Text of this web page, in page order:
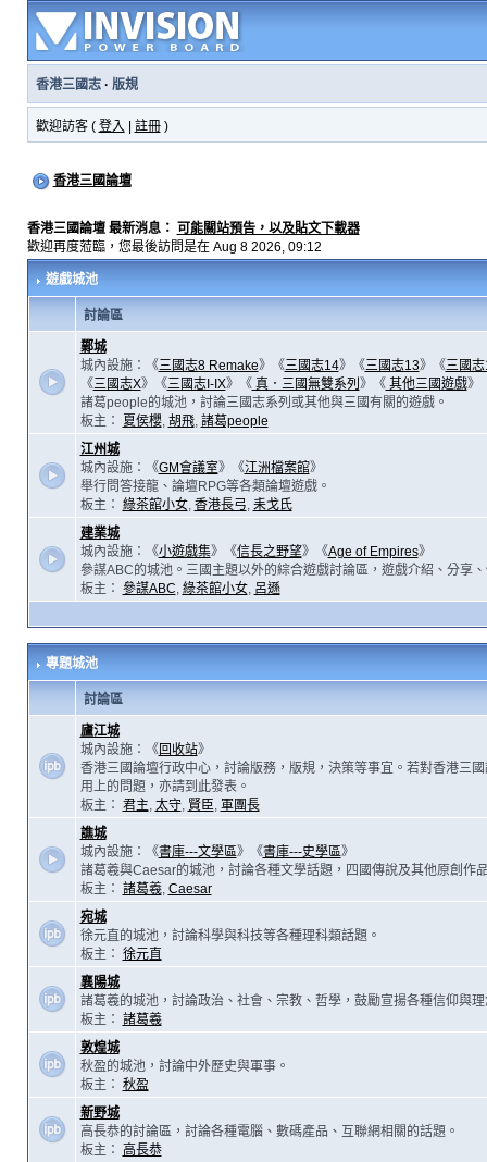
香港三國志· 版規
歡迎訪客 ( 登入 註冊)
香港三國論壇
香港三國論壇 最新消息： 可能關站預告，以及貼文下載器
歡迎再度蒞臨，您最後訪問是在 Aug 8 2026, 09:12
遊戲城池
討論區
鄴城
城內設施：《三國志8 Remake》《三國志14》《三國志13》《三國
《三國志X》《三國志I-IX》《真．三國無雙系列 》《其他三國遊戲》
諸葛people的城池，討論三國志系列或其他與三國有關的遊戲。
板主：
夏侯櫻, 胡飛, 諸葛people
江州城
城內設施：《GM會議室》《江洲檔案館》
舉行問答接龍、論壇RPG等各類論壇遊戲。
板主： 綠茶館小女, 香港長弓, 耒戈氏
建業城
城內設施：《小遊戲集》《信長之野望》《Age of Empires》
參謀ABC的城池。三國主題以外的綜合遊戲討論區，遊戲介紹、分享
板主： 參謀ABC, 綠茶館小女, 呂遜
專題城池
討論區
廬江城
城內設施：《回收站》
香港三國論壇行政中心，討論版務，版規，決策等事宜。若對香港三
用上的問題，亦請到此發表。
板主： 君主, 太守, 賢臣, 軍團長
譙城
城內設施：《書庫---文學區》《書庫---史學區》
諸葛羲與Caesar的城池，討論各種文學話題，四國傳說及其他原創作
板主： 諸葛羲, Caesar
宛城
徐元直的城池，討論科學與科技等各種理科類話題。
板主： 徐元直
襄陽城
諸葛羲的城池，討論政治、社會、宗教、哲學，鼓勵宣揚各種信仰與理
板主： 諸葛羲
敦煌城
秋盈的城池，討論中外歷史與軍事。
板主： 秋盈
新野城
高長恭的討論區，討論各種電腦、數碼產品、互聯網相關的話題。
板主：
高長恭